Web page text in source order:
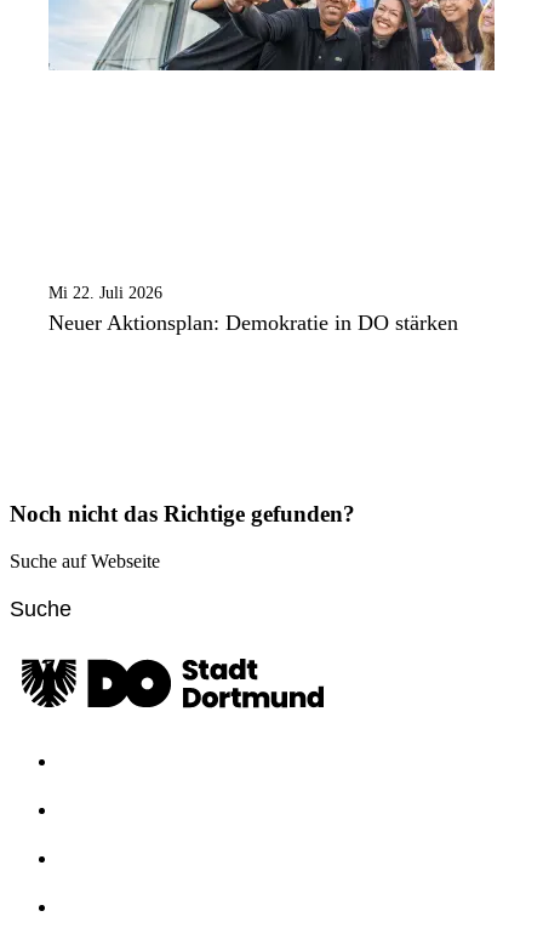
Mi 22. Juli 2026
Neuer Aktionsplan: Demokratie in DO stärken
Noch nicht das Richtige gefunden?
Suche auf Webseite